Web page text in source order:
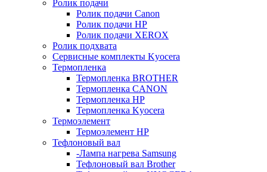
Ролик подачи
Ролик подачи Canon
Ролик подачи HP
Ролик подачи XEROX
Ролик подхвата
Сервисные комплекты Kyocera
Термопленка
Термопленка BROTHER
Термопленка CANON
Термопленка HP
Термопленка Kyocera
Термоэлемент
Термоэлемент НР
Тефлоновый вал
-Лампа нагрева Samsung
Тефлоновый вал Brother